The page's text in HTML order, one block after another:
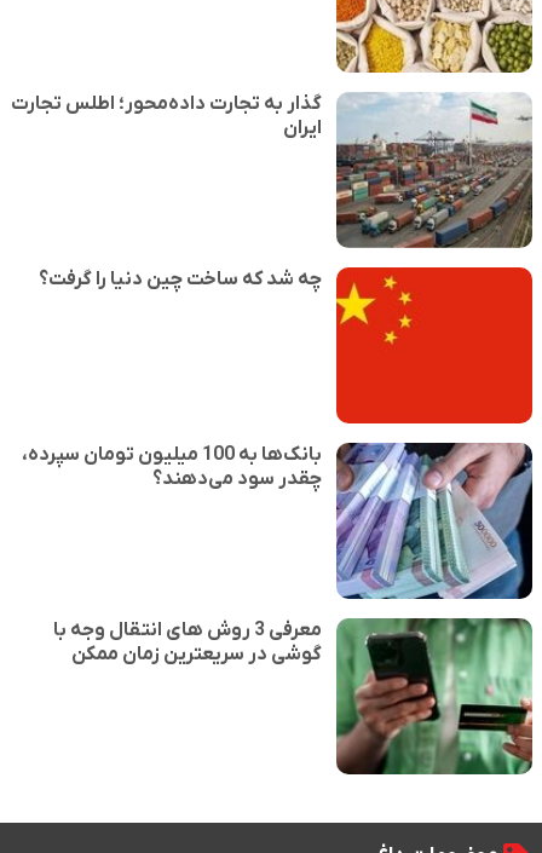
گذار به تجارت داده‌محور؛ اطلس تجارت
ایران
چه شد که ساخت چین دنیا را گرفت؟
بانک‌ها به 100 میلیون تومان سپرده،
چقدر سود می‌دهند؟
معرفی 3 روش های انتقال وجه با
گوشی در سریعترین زمان ممکن